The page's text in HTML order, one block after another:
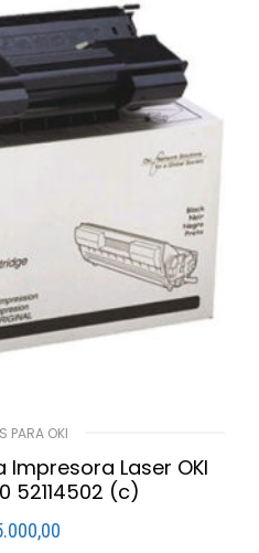
PARA OKI
Laser OKI
52114502 (c)